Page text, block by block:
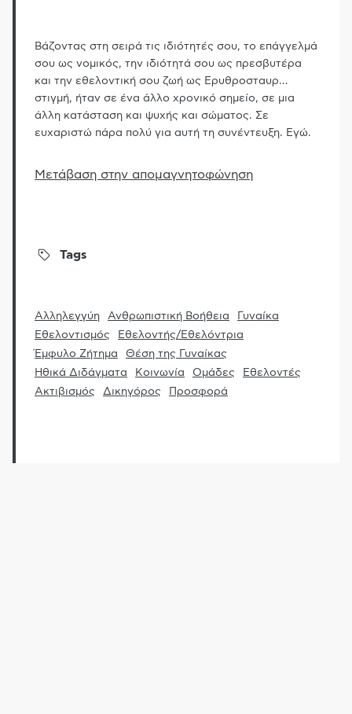
Βάζοντας στη σειρά τις ιδιότητές σου, το επάγγελμά
σου ως νομικός, την ιδιότητά σου ως πρεσβυτέρα
και την εθελοντική σου ζωή ως Ερυθροσταυρ…
στιγμή, ήταν σε ένα άλλο χρονικό σημείο, σε μια
άλλη κατάσταση και ψυχής και σώματος. Σε
ευχαριστώ πάρα πολύ για αυτή τη συνέντευξη. Εγώ.
Μετάβαση στην απομαγνητοφώνηση
Tags
Αλληλεγγύη Ανθρωπιστική Βοήθεια
Γυναίκα
Εθελοντισμός
Εθελοντής/Εθελόντρια
Έμφυλο Ζήτημα
Θέση της Γυναίκας
Ηθικά Διδάγματα
Κοινωνία Ομάδες
Εθελοντές
Ακτιβισμός
Δικηγόρος Προσφορά